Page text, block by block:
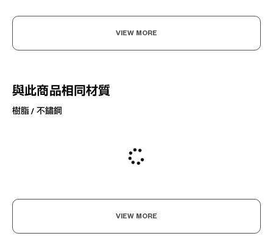
VIEW MORE
與此商品相同材質
樹脂 / 不鏽鋼
VIEW MORE